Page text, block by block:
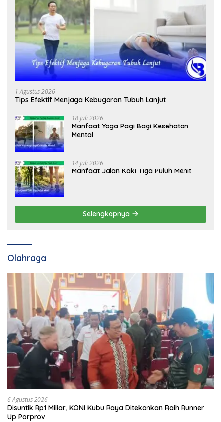
1 Agustus 2026
Tips Efektif Menjaga Kebugaran Tubuh Lanjut
18 Juli 2026
Manfaat Yoga Pagi Bagi Kesehatan
Mental
14 Juli 2026
Manfaat Jalan Kaki Tiga Puluh Menit
Selengkapnya
Olahraga
6 Agustus 2026
Disuntik Rp1 Miliar, KONI Kubu Raya Ditekankan Raih Runner
Up Porprov